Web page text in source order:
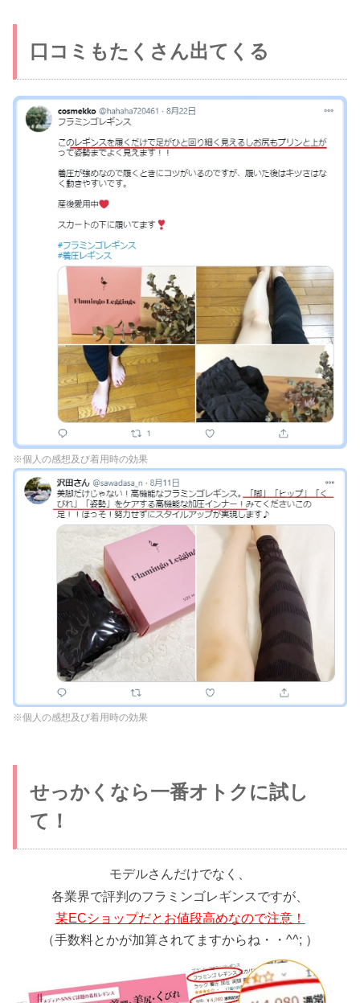
口コミもたくさん出てくる
※個人の感想及び着用時の効果
※個人の感想及び着用時の効果
せっかくなら一番オトクに試し
て！
モデルさんだけでなく、
各業界で評判のフラミンゴレギンスですが、
某ECショップだとお値段高めなので注意！
（手数料とかが加算されてますからね・・^^; ）